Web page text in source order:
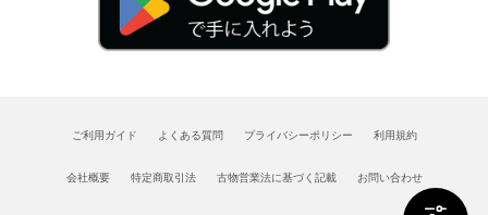
ご利用ガイド よくある質問 プライバシーポリシー 利用規約
会社概要 特定商取引法 古物営業法に基づく記載 お問い合わせ